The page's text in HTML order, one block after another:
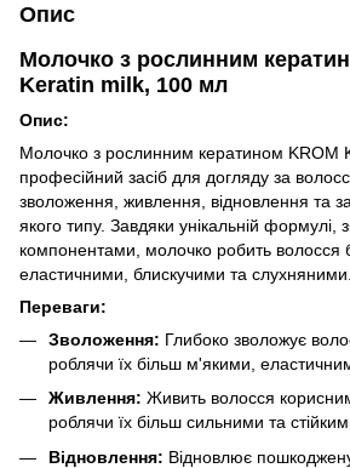
Опис
Молочко з рослинним
Keratin milk, 100 мл
Опис:
Молочко з рослинним кератином KROM
професійний засіб для догляду за
зволоження, живлення, відновлення та
якого типу. Завдяки унікальній формулі,
компонентами, молочко робить волосся
еластичними, блискучими та слухняними.
Переваги:
Зволоження: Глибоко зволожує
роблячи їх більш м'якими,
Живлення: Живить волосся
роблячи їх більш сильними та
Відновлення: Відновлює